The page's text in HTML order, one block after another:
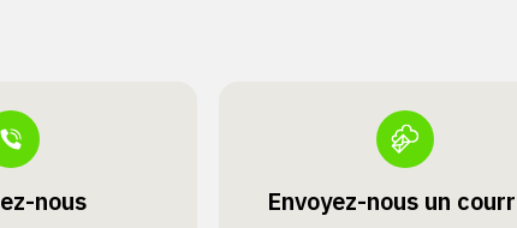
nous Envoyez-nous un